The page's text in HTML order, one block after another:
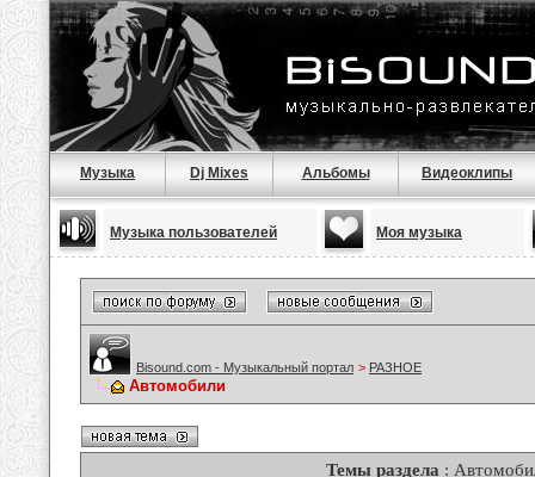
Музыка Dj Mixes Альбомы Видеоклипы
Музыка пользователей Моя музыка
Bisound.com - Музыкальный портал > РАЗНОЕ
Автомобили
Темы раздела :